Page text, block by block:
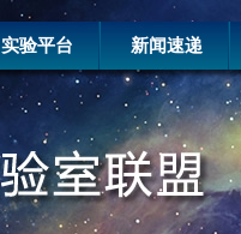
实验平台 新闻速递